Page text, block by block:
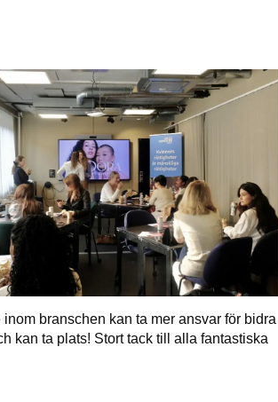
branschen kan ta mer ansvar för bidra
kan ta plats! Stort tack till alla fantastiska